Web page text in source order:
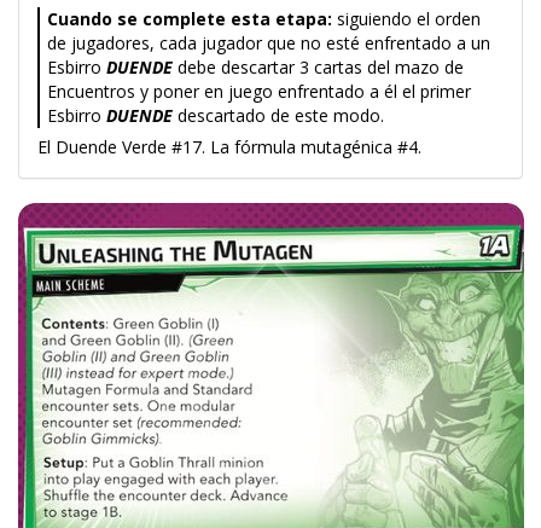
Cuando se complete esta etapa: siguiendo el orden
de jugadores, cada jugador que no esté enfrentado a un
Esbirro DUENDE debe descartar 3 cartas del mazo de
Encuentros y poner en juego enfrentado a él el primer
Esbirro DUENDE descartado de este modo.
El Duende Verde #17. La fórmula mutagénica #4.